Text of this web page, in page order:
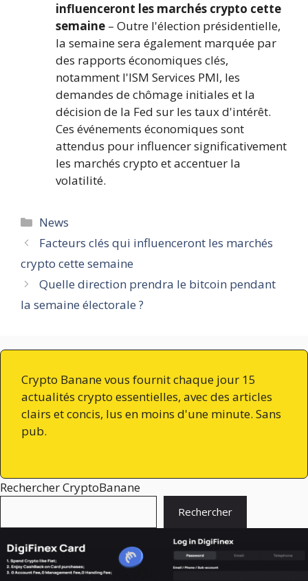
influenceront les marchés crypto cette
semaine – Outre l'élection présidentielle,
la semaine sera également marquée par
des rapports économiques clés,
notamment l'ISM Services PMI, les
demandes de chômage initiales et la
décision de la Fed sur les taux d'intérêt.
Ces événements économiques sont
attendus pour influencer significativement
les marchés crypto et accentuer la
volatilité.
Catégories
News
Facteurs clés qui influenceront les marchés
crypto cette semaine
Quelle direction prendra le bitcoin pendant
la semaine électorale ?
Crypto Banane vous fournit chaque jour 15
actualités crypto essentielles, avec des articles
clairs et concis, lus en moins d'une minute. Sans
pub.
Rechercher CryptoBanane
Rechercher